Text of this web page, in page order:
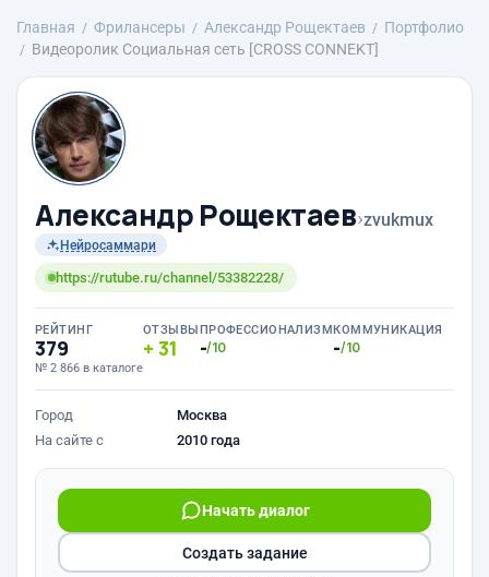
Главная Фрилансеры Александр Рощектаев
Портфолио
Видеоролик Социальная сеть [CROSS CONNEKT]
Александр Рощектаев›zvukmux
Нейросаммари
https://rutube.ru/channel/53382228/
РЕЙТИНГ
379
№ 2 866 в каталоге
ОТЗЫВЫ
31
ПРОФЕССИОНАЛИЗМ
-/10
КОММУНИКАЦИЯ
-/10
Город
Москва
На сайте с
2010 года
Начать диалог
Создать задание